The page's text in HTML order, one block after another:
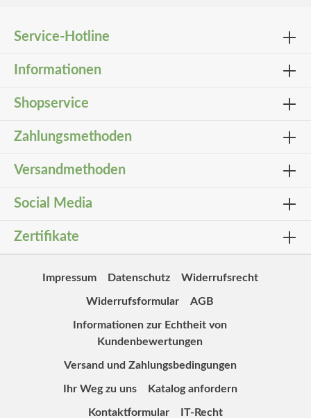
Service-Hotline
Informationen
Shopservice
Zahlungsmethoden
Versandmethoden
Social Media
Zertifikate
Impressum Datenschutz Widerrufsrecht
Widerrufsformular AGB
Informationen zur Echtheit von
Kundenbewertungen
Versand und Zahlungsbedingungen
Ihr Weg zu uns Katalog anfordern
Kontaktformular IT-Recht